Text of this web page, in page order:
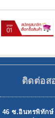
ติดต่อส
46 ซ.อินทรพิทัก